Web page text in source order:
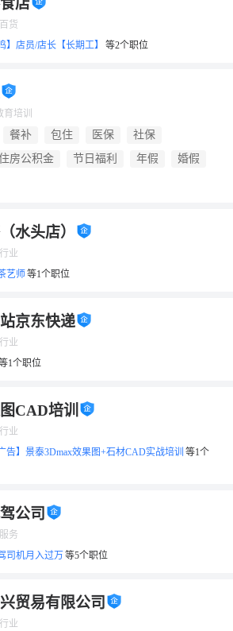
店
货
】店员/店长【长期工】 等2个职位
育培训
餐补 包住 医保
社保
房公积金 节日福利 年假
婚假
水头店）
业
艺师 等1个职位
京东快递
业
1个职位
CAD培训
业
告】景泰3Dmax效果图+石材CAD实战培训 等1个
公司
务
司机月入过万 等5个职位
贸易有限公司
业